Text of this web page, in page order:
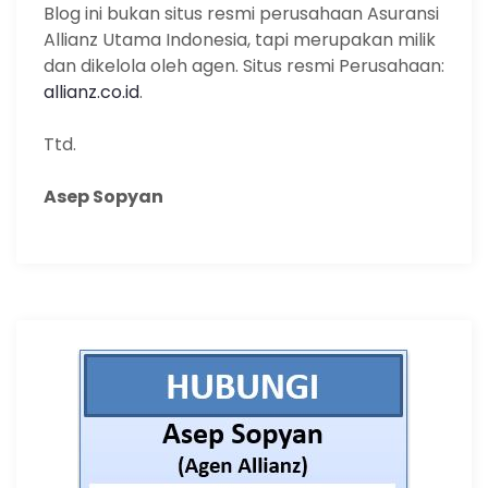
Blog ini bukan situs resmi perusahaan Asuransi
Allianz Utama Indonesia, tapi merupakan milik
dan dikelola oleh agen. Situs resmi Perusahaan:
allianz.co.id.
Ttd.
Asep Sopyan